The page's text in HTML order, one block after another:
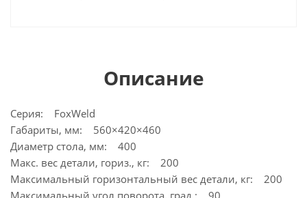
Описание
Серия: FoxWeld
Габариты, мм: 560×420×460
Диаметр стола, мм: 400
Макс. вес детали, гориз., кг: 200
Максимальный горизонтальный вес детали, кг: 200
Максимальный угол поворота, град.: 90